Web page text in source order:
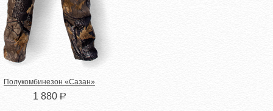
Полукомбинезон «Сазан»
1 880 Р